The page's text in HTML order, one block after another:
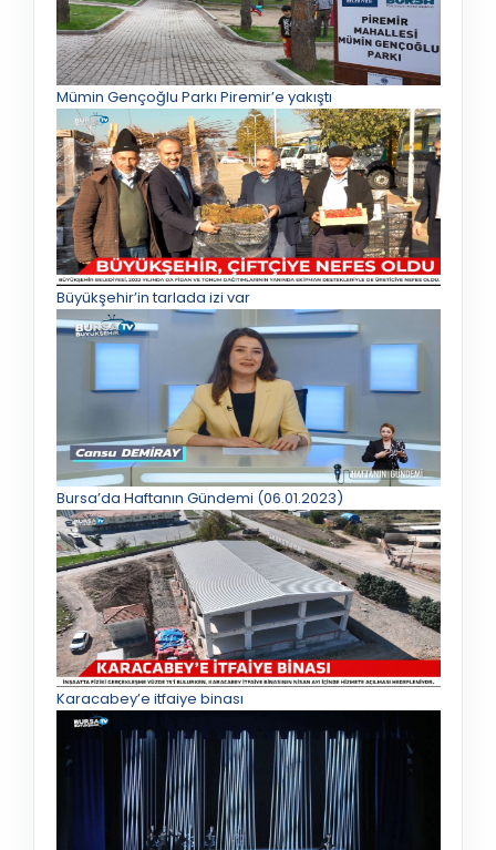
Mümin Gençoğlu Parkı Piremir’e yakıştı
Büyükşehir’in tarlada izi var
Bursa’da Haftanın Gündemi (06.01.2023)
Karacabey’e itfaiye binası